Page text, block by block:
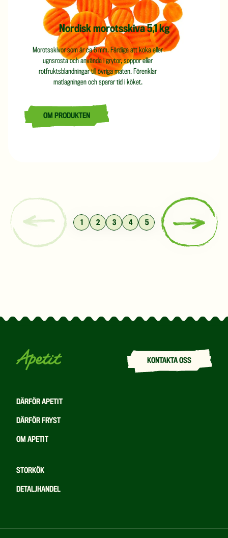
Nordisk morotsskiva 5,1 kg
Morotsskivor som är ca 6 mm. Färdiga att koka eller
ugnsrosta och använda i grytor, soppor eller
rotfruktsblandningar till övriga maten. Förenklar
matlagningen och sparar tid i köket.
LÄS MER OM NORDISK MOROTSSKIVA 5,1 KG
OM PRODUKTEN
1 2 3 4 5
KONTAKTA OSS
DÄRFÖR APETIT
DÄRFÖR FRYST
OM APETIT
STORKÖK
DETALJHANDEL